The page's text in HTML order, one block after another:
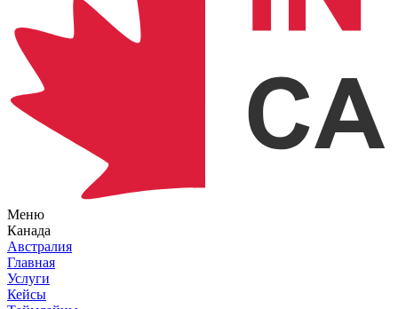
Меню
Канада
Австралия
Главная
Услуги
Кейсы